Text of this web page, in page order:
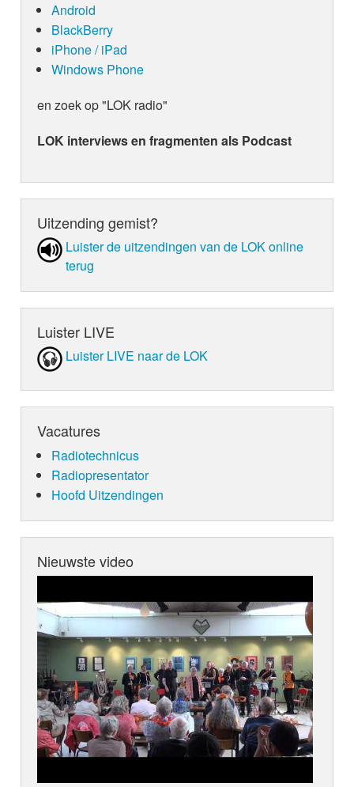
Android
BlackBerry
iPhone / iPad
Windows Phone
en zoek op "LOK radio"
LOK interviews en fragmenten als Podcast
Uitzending gemist?
Luister de uit­zen­din­gen van de LOK online
terug
Luister LIVE
Luister LIVE naar de LOK
Vacatures
Radiotechnicus
Radiopresentator
Hoofd Uitzendingen
Nieuwste video